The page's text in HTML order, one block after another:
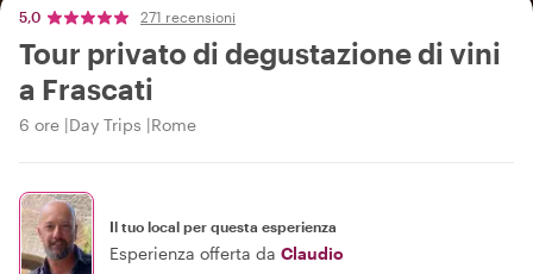
5,0 271 recensioni
Tour privato di degustazione di vini
a Frascati
6 ore Day Trips Rome
Il tuo local per questa esperienza
Esperienza offerta da Claudio